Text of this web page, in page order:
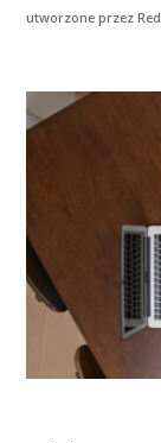
utworzone przez